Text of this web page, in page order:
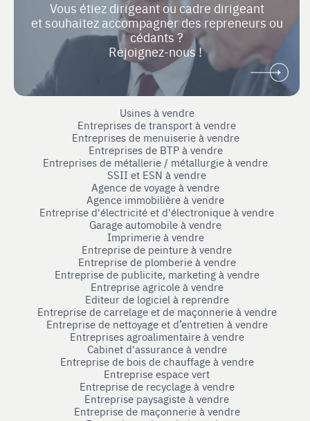
Vous étiez dirigeant ou cadre dirigeant
et souhaitez accompagner des repreneurs ou
cédants ?
Rejoignez-nous !
Usines à vendre
Entreprises de transport à vendre
Entreprises de menuiserie à vendre
Entreprises de BTP à vendre
Entreprises de métallerie / métallurgie à vendre
SSII et ESN à vendre
Agence de voyage à vendre
Agence immobilière à vendre
Entreprise d'électricité et d'électronique à vendre
Garage automobile à vendre
Imprimerie à vendre
Entreprise de peinture à vendre
Entreprise de plomberie à vendre
Entreprise de publicite, marketing à vendre
Entreprise agricole à vendre
Editeur de logiciel à reprendre
Entreprise de carrelage et de maçonnerie à vendre
Entreprise de nettoyage et d’entretien à vendre
Entreprises agroalimentaire à vendre
Cabinet d'assurance à vendre
Entreprise de bois de chauffage à vendre
Entreprise espace vert
Entreprise de recyclage à vendre
Entreprise paysagiste à vendre
Entreprise de maçonnerie à vendre